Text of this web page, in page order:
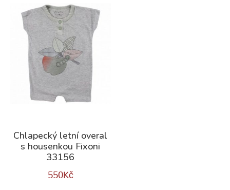
Chlapecký letní overal
s housenkou Fixoni
33156
550Kč